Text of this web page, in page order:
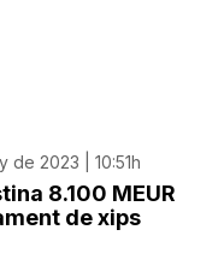
de 2023 | 10:51h
8.100 MEUR
de xips